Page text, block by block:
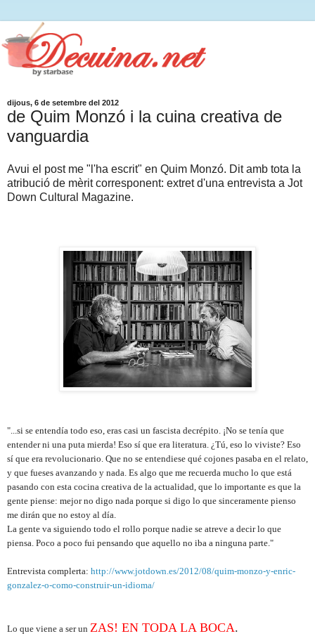
dijous, 6 de setembre del 2012
de Quim Monzó i la cuina creativa de
vanguardia
Avui el post me "l'ha escrit" en Quim Monzó. Dit amb tota la
atribució de mèrit corresponent: extret d'una entrevista a Jot
Down Cultural Magazine.
"...si se entendía todo eso, eras casi un fascista decrépito. ¡No se tenía que
entender ni una puta mierda! Eso sí que era literatura. ¿Tú, eso lo viviste? Eso
sí que era revolucionario. Que no se entendiese qué cojones pasaba en el relato,
y que fueses avanzando y nada. Es algo que me recuerda mucho lo que está
pasando con esta cocina creativa de la actualidad, que lo importante es que la
gente piense: mejor no digo nada porque si digo lo que sinceramente pienso
me dirán que no estoy al día.
La gente va siguiendo todo el rollo porque nadie se atreve a decir lo que
piensa. Poco a poco fui pensando que aquello no iba a ninguna parte."
Entrevista complerta: http://www.jotdown.es/2012/08/quim-monzo-y-enric-
gonzalez-o-como-construir-un-idioma/
Lo que viene a ser un ZAS! EN TODA LA BOCA.